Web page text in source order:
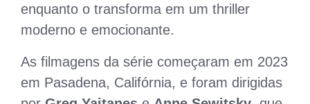
enquanto o transforma em um thriller
moderno e emocionante.
As filmagens da série começaram em 2023
em Pasadena, Califórnia, e foram dirigidas